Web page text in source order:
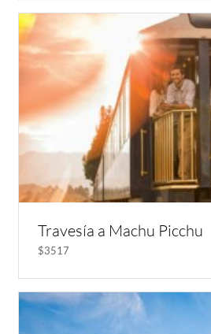
Travesía a Machu Picchu
$3517